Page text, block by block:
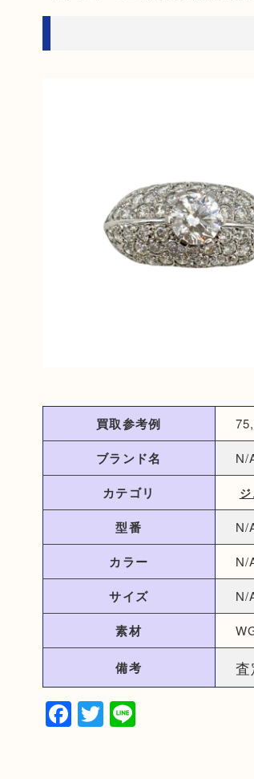
買取参考例
ブランド名 N/
カテゴリ
型番 N/
カラー N/
サイズ N/
素材
備考
Facebook
Twitter
Line